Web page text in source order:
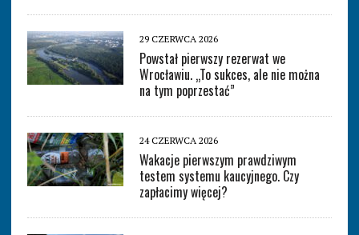
29 CZERWCA 2026
Powstał pierwszy rezerwat we
Wrocławiu. „To sukces, ale nie można
na tym poprzestać”
24 CZERWCA 2026
Wakacje pierwszym prawdziwym
testem systemu kaucyjnego. Czy
zapłacimy więcej?